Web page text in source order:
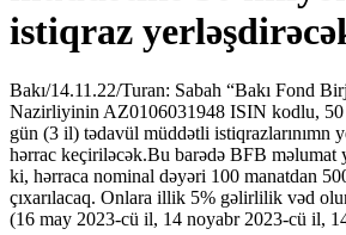
istiqraz
Bakı/14.11.22/Turan: Sabah “Bakı Fond
Nazirliyinin AZ0106031948 ISIN kodlu, 50
gün (3 il) tədavül müddətli istiqrazlarınımn
hərrac keçiriləcək.Bu barədə BFB məlumat
ki, hərraca nominal dəyəri 100 manatdan
çıxarılacaq. Onlara illik 5% gəlirlilik vəd
(16 may 2023-cü il, 14 noyabr 2023-cü il,